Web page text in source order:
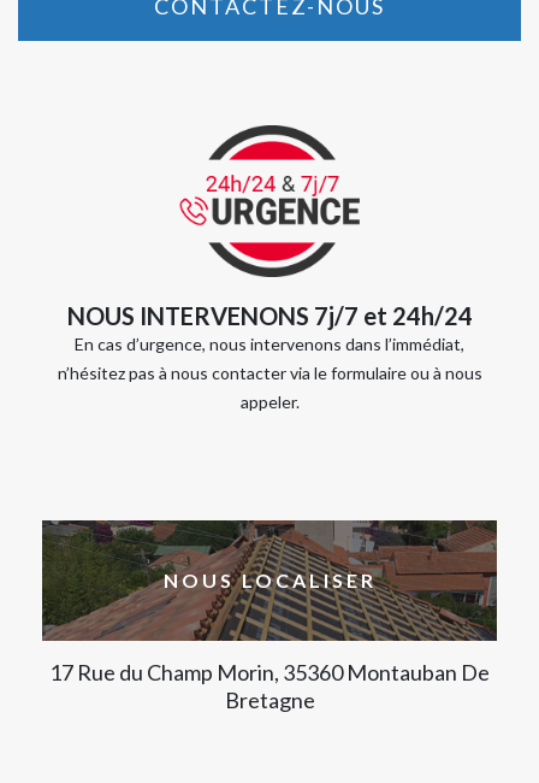
CONTACTEZ-NOUS
NOUS INTERVENONS 7j/7 et 24h/24
En cas d’urgence, nous intervenons dans l’immédiat,
n’hésitez pas à nous contacter via le formulaire ou à nous
appeler.
NOUS LOCALISER
17 Rue du Champ Morin, 35360 Montauban De
Bretagne